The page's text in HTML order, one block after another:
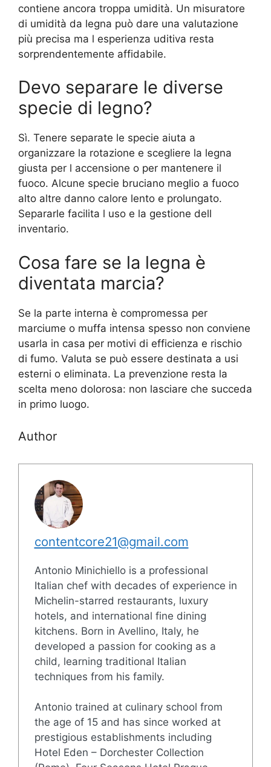
contiene ancora troppa umidità. Un misuratore
di umidità da legna può dare una valutazione
più precisa ma l esperienza uditiva resta
sorprendentemente affidabile.
Devo separare le diverse
specie di legno?
Sì. Tenere separate le specie aiuta a
organizzare la rotazione e scegliere la legna
giusta per l accensione o per mantenere il
fuoco. Alcune specie bruciano meglio a fuoco
alto altre danno calore lento e prolungato.
Separarle facilita l uso e la gestione dell
inventario.
Cosa fare se la legna è
diventata marcia?
Se la parte interna è compromessa per
marciume o muffa intensa spesso non conviene
usarla in casa per motivi di efficienza e rischio
di fumo. Valuta se può essere destinata a usi
esterni o eliminata. La prevenzione resta la
scelta meno dolorosa: non lasciare che succeda
in primo luogo.
Author
contentcore21@gmail.com
Antonio Minichiello is a professional
Italian chef with decades of experience in
Michelin-starred restaurants, luxury
hotels, and international fine dining
kitchens. Born in Avellino, Italy, he
developed a passion for cooking as a
child, learning traditional Italian
techniques from his family.
Antonio trained at culinary school from
the age of 15 and has since worked at
prestigious establishments including
Hotel Eden – Dorchester Collection